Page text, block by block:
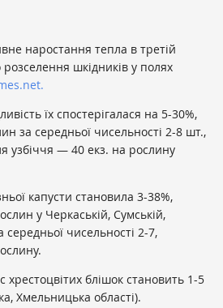
наростання тепла в третій
розселення шкідників у полях
їх спостерігалася на 5-30%,
за середньої чисельності 2-8 шт.,
узбіччя — 40 екз. на рослину
капусти становила 3-38%,
у Черкаській, Сумській,
середньої чисельності 2-7,
блішок становить 1-5
Хмельницька області).